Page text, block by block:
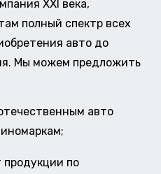
XXI века,
полный спектр всех
авто до
Мы можем предложить
авто
по